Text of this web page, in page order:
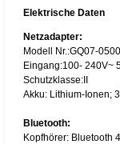
Elektrische Daten
Netzadapter:
Modell Nr.:GQ07-
Eingang:100- 240V~
Schutzklasse:II
Akku: Lithium-Ionen;
Bluetooth:
Kopfhörer: Bluetooth